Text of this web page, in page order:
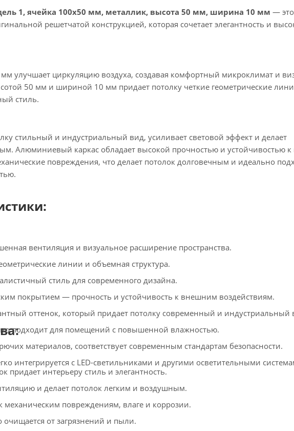
1, ячейка 100х50 мм, металлик, высота 50 мм, ширина 10 мм — это
решетчатой конструкцией, которая сочетает элегантность и
мм улучшает циркуляцию воздуха, создавая комфортный микроклимат и
50 мм и шириной 10 мм придает потолку четкие геометрические
стиль.
стильный и индустриальный вид, усиливает световой эффект и делает
Алюминиевый каркас обладает высокой прочностью и устойчивостью
повреждения, что делает потолок долговечным и идеально
вентиляция и визуальное расширение пространства.
линии и объемная структура.
стиль для современного дизайна.
покрытием — прочность и устойчивость к внешним воздействиям.
оттенок, который придает потолку современный и индустриальный
подходит для помещений с повышенной влажностью.
материалов, соответствует современным стандартам безопасности.
интегрируется с LED-светильниками и другими осветительными
придает интерьеру стиль и элегантность.
и делает потолок легким и воздушным.
механическим повреждениям, влаге и коррозии.
очищается от загрязнений и пыли.